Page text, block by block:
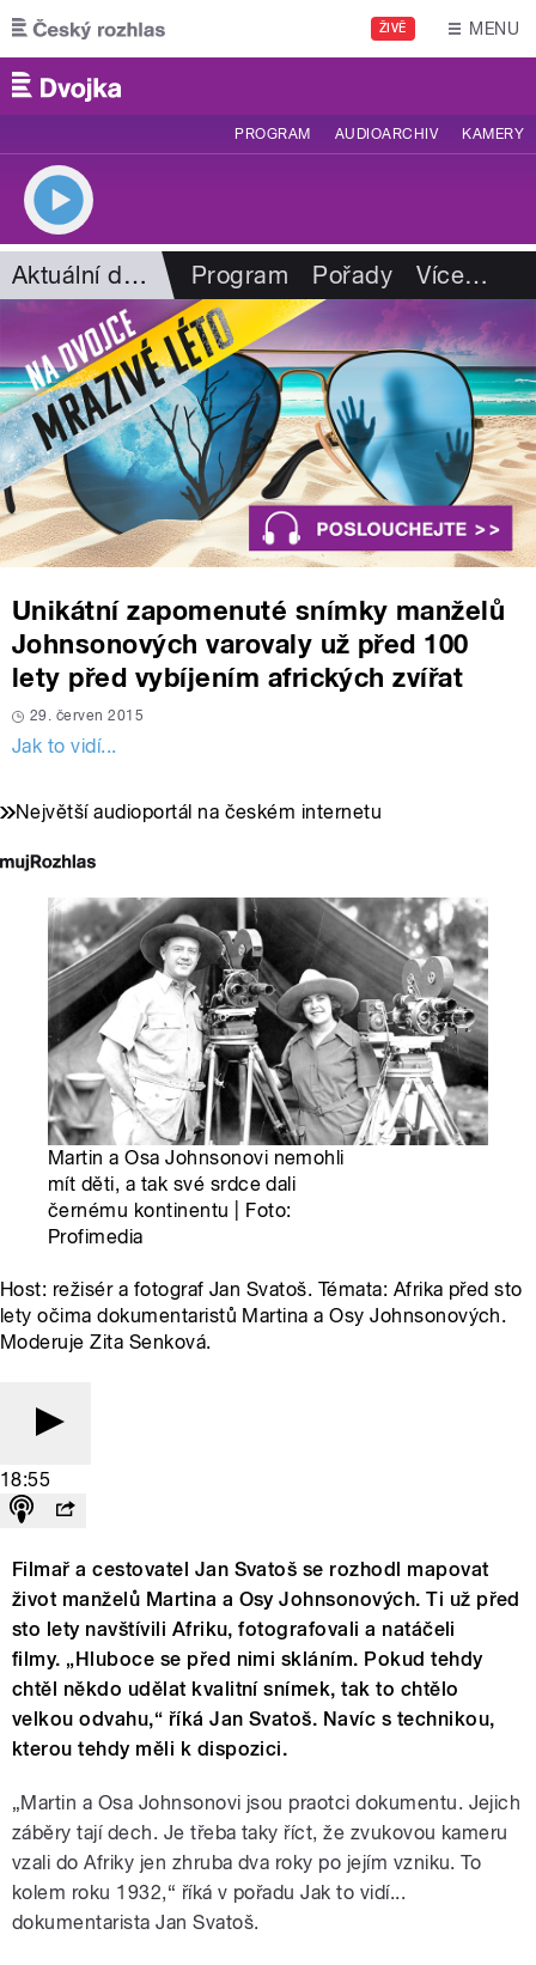
Přejít k hlavnímu obsahu
ŽIVĚ MENU
PROGRAM AUDIOARCHIV KAMERY
Aktuální dění Program Pořady Více…
Unikátní zapomenuté snímky manželů
Johnsonových varovaly už před 100
lety před vybíjením afrických zvířat
29. červen 2015
Jak to vidí...
Největší audioportál na českém internetu
Martin a Osa Johnsonovi nemohli
mít děti, a tak své srdce dali
černému kontinentu | Foto:
Profimedia
Host: režisér a fotograf Jan Svatoš. Témata: Afrika před sto
lety očima dokumentaristů Martina a Osy Johnsonových.
Moderuje Zita Senková.
18:55
Filmař a cestovatel Jan Svatoš se rozhodl mapovat
život manželů Martina a Osy Johnsonových. Ti už před
sto lety navštívili Afriku, fotografovali a natáčeli
filmy. „Hluboce se před nimi skláním. Pokud tehdy
chtěl někdo udělat kvalitní snímek, tak to chtělo
velkou odvahu,“ říká Jan Svatoš. Navíc s technikou,
kterou tehdy měli k dispozici.
„Martin a Osa Johnsonovi jsou praotci dokumentu. Jejich
záběry tají dech. Je třeba taky říct, že zvukovou kameru
vzali do Afriky jen zhruba dva roky po jejím vzniku. To
kolem roku 1932,“ říká v pořadu Jak to vidí...
dokumentarista Jan Svatoš.